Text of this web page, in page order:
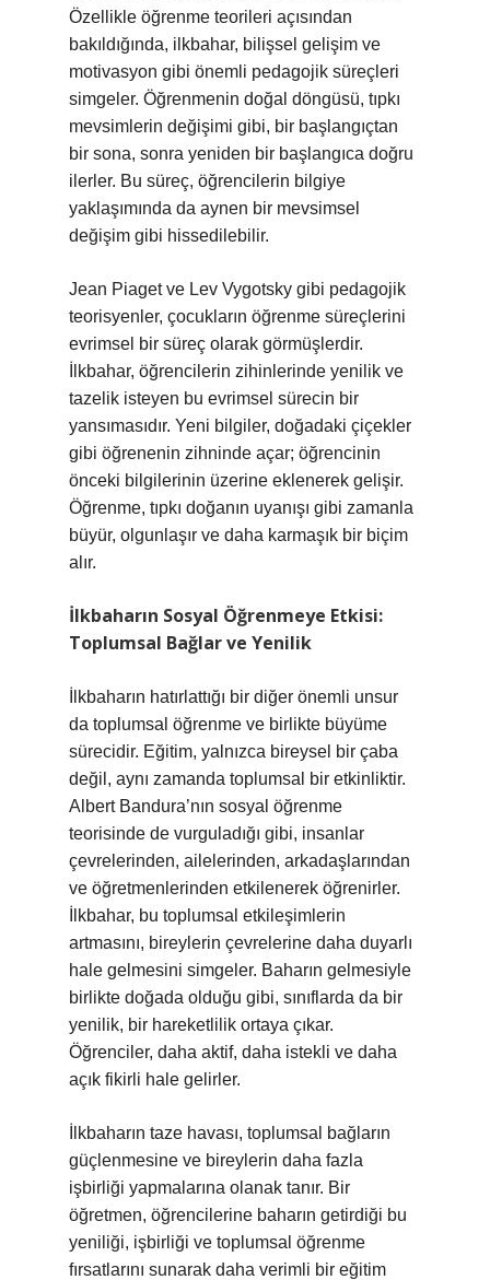
Özellikle öğrenme teorileri açısından
bakıldığında, ilkbahar, bilişsel gelişim ve
motivasyon gibi önemli pedagojik süreçleri
simgeler. Öğrenmenin doğal döngüsü, tıpkı
mevsimlerin değişimi gibi, bir başlangıçtan
bir sona, sonra yeniden bir başlangıca doğru
ilerler. Bu süreç, öğrencilerin bilgiye
yaklaşımında da aynen bir mevsimsel
değişim gibi hissedilebilir.
Jean Piaget ve Lev Vygotsky gibi pedagojik
teorisyenler, çocukların öğrenme süreçlerini
evrimsel bir süreç olarak görmüşlerdir.
İlkbahar, öğrencilerin zihinlerinde yenilik ve
tazelik isteyen bu evrimsel sürecin bir
yansımasıdır. Yeni bilgiler, doğadaki çiçekler
gibi öğrenenin zihninde açar; öğrencinin
önceki bilgilerinin üzerine eklenerek gelişir.
Öğrenme, tıpkı doğanın uyanışı gibi zamanla
büyür, olgunlaşır ve daha karmaşık bir biçim
alır.
İlkbaharın Sosyal Öğrenmeye Etkisi:
Toplumsal Bağlar ve Yenilik
İlkbaharın hatırlattığı bir diğer önemli unsur
da toplumsal öğrenme ve birlikte büyüme
sürecidir. Eğitim, yalnızca bireysel bir çaba
değil, aynı zamanda toplumsal bir etkinliktir.
Albert Bandura’nın sosyal öğrenme
teorisinde de vurguladığı gibi, insanlar
çevrelerinden, ailelerinden, arkadaşlarından
ve öğretmenlerinden etkilenerek öğrenirler.
İlkbahar, bu toplumsal etkileşimlerin
artmasını, bireylerin çevrelerine daha duyarlı
hale gelmesini simgeler. Baharın gelmesiyle
birlikte doğada olduğu gibi, sınıflarda da bir
yenilik, bir hareketlilik ortaya çıkar.
Öğrenciler, daha aktif, daha istekli ve daha
açık fikirli hale gelirler.
İlkbaharın taze havası, toplumsal bağların
güçlenmesine ve bireylerin daha fazla
işbirliği yapmalarına olanak tanır. Bir
öğretmen, öğrencilerine baharın getirdiği bu
yeniliği, işbirliği ve toplumsal öğrenme
fırsatlarını sunarak daha verimli bir eğitim